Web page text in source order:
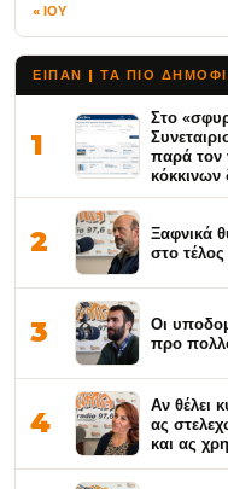
« ΙΟΥ
ΕΙΠΑΝ | ΤΑ ΠΙΟ
1
Στο
παρά τον
κόκκινων
2
Ξαφνικά
στο
3
Οι
προ
4
Αν θέλει
ας
και ας